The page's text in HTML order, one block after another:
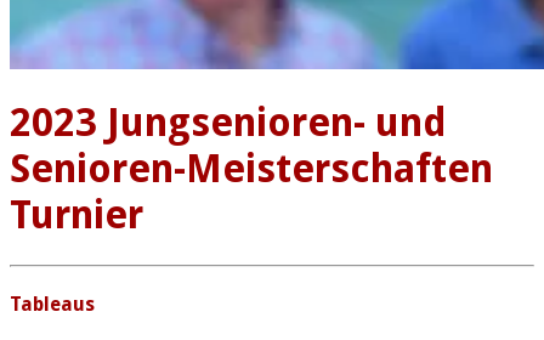
2023 Jungsenioren- und
Senioren-Meisterschaften
Turnier
Tableaus